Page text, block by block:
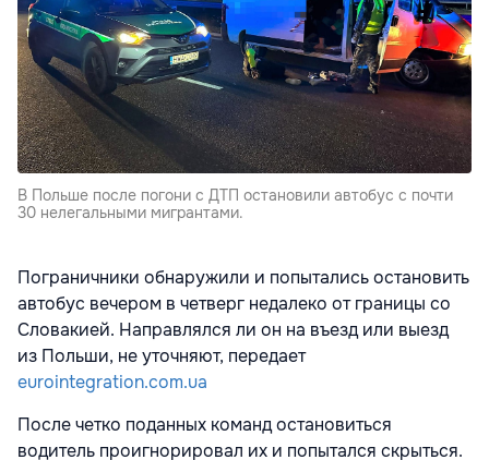
В Польше после погони с ДТП остановили автобус с почти
30 нелегальными мигрантами.
Пограничники обнаружили и попытались остановить
автобус вечером в четверг недалеко от границы со
Словакией. Направлялся ли он на въезд или выезд
из Польши, не уточняют, передает
eurointegration.com.ua
После четко поданных команд остановиться
водитель проигнорировал их и попытался скрыться.